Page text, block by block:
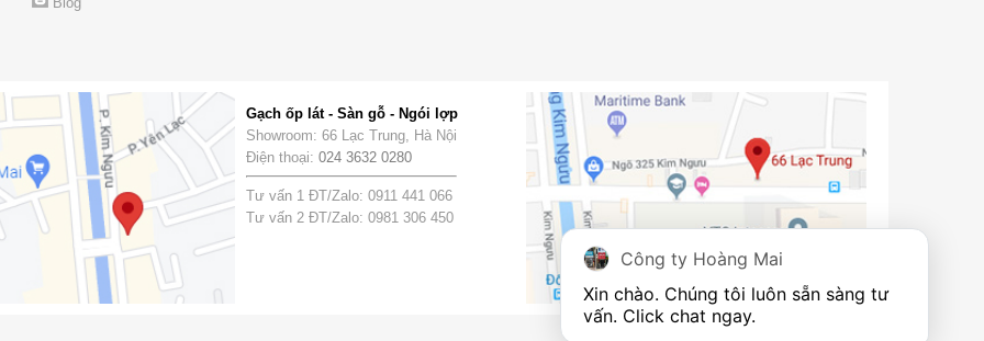
Gạch ốp lát - Sàn gỗ - Ngói lợp
Showroom: 66 Lạc Trung, Hà Nội
Điện thoại: 024 3632 0280
Tư vấn 1 ĐT/Zalo: 0911 441 066
Tư vấn 2 ĐT/Zalo: 0981 306 450
Công ty Hoàng Mai
Xin chào. Chúng tôi luôn sẵn sàng tư
vấn. Click chat ngay.